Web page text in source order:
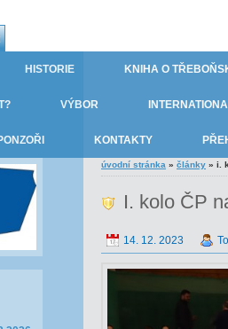
HISTORIE KNIHA O
VÝBOR
KONTAKTY
úvodní stránka » články » i.
I. kolo ČP
14. 12. 2023